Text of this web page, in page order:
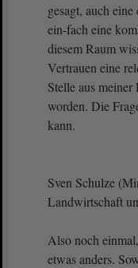
gesagt, auch
ein-fach eine
diesem Raum
Vertrauen eine
Stelle aus meiner
worden. Die
kann.
Sven Schulze
Landwirtschaft
Also noch
etwas anders.